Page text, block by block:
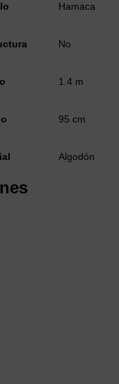
Hamaca
No
1.4 m
95 cm
Algodón